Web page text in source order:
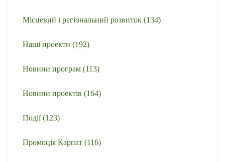
Місцевий і регіональний розвиток (134)
Наші проекти (192)
Новини програм (113)
Новини проектів (164)
Події(123)
Промоція Карпат (116)